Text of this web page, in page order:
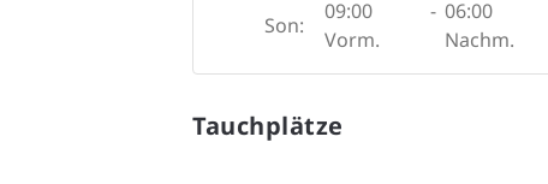
Son:
09:00
Vorm.
- 06:00
Nachm.
Tauchplätze